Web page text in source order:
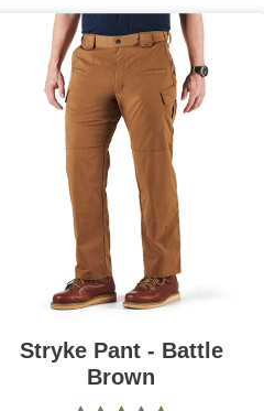
Stryke Pant - Battle
Brown